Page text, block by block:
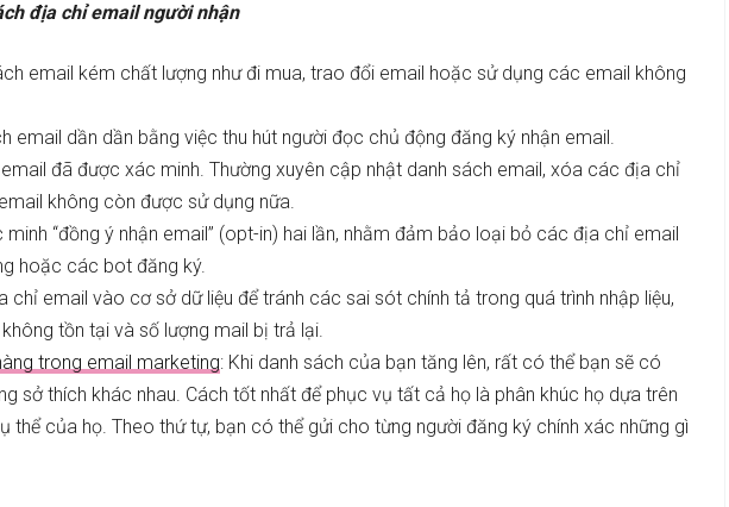
địa chỉ email người nhận
email kém chất lượng như đi mua, trao đổi email hoặc sử dụng các email không
email dần dần bằng việc thu hút người đọc chủ động đăng ký nhận email.
đã được xác minh. Thường xuyên cập nhật danh sách email, xóa các địa chỉ
không còn được sử dụng nữa.
minh “đồng ý nhận email” (opt-in) hai lần, nhằm đảm bảo loại bỏ các địa chỉ email
hoặc các bot đăng ký.
chỉ email vào cơ sở dữ liệu để tránh các sai sót chính tả trong quá trình nhập liệu,
tồn tại và số lượng mail bị trả lại.
trong email marketing: Khi danh sách của bạn tăng lên, rất có thể bạn sẽ có
sở thích khác nhau. Cách tốt nhất để phục vụ tất cả họ là phân khúc họ dựa trên
thể của họ. Theo thứ tự, bạn có thể gửi cho từng người đăng ký chính xác những gì